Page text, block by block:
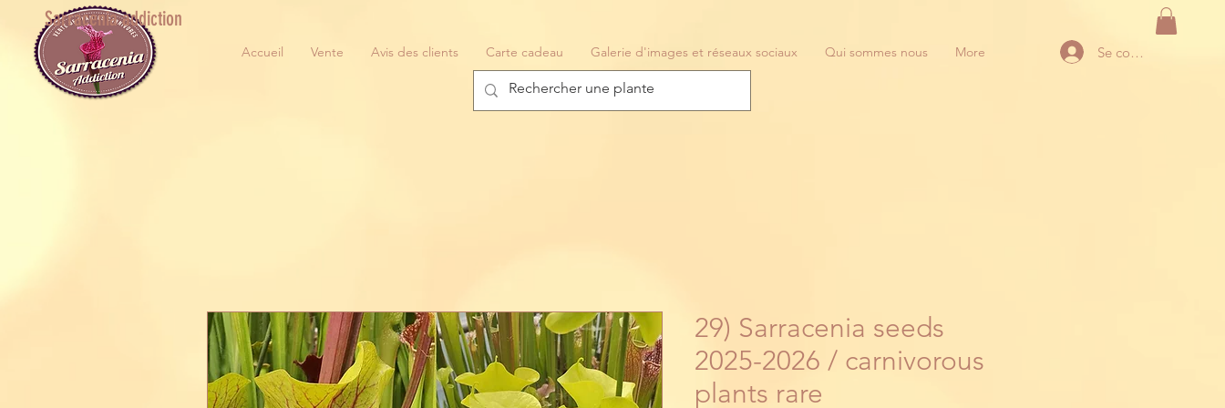
Sarracenia addiction
Accueil Vente Avis des clients Carte cadeau Galerie d'images et réseaux sociaux Qui sommes nous More Se connecter
29) Sarracenia seeds
2025-2026 / carnivorous
plants rare